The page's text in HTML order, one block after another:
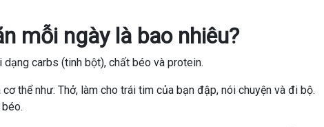
mỗi ngày là bao nhiêu?
carbs (tinh bột), chất béo và protein.
thể như: Thở, làm cho trái tim của bạn đập, nói chuyện và đi bộ.